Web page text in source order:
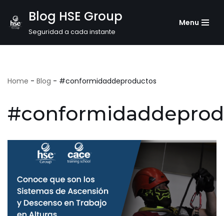
Saltar
Blog HSE Group
Seguridad a cada instante
Menu
Home - Blog - #conformidaddeproductos